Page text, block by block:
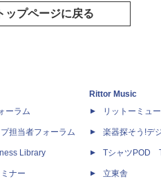
トップページに戻る
ーラム
担当者フォーラム
Library
ナー
Rittor Music
リットーミュ
楽器探そう!デ
TシャツPOD
立東舎